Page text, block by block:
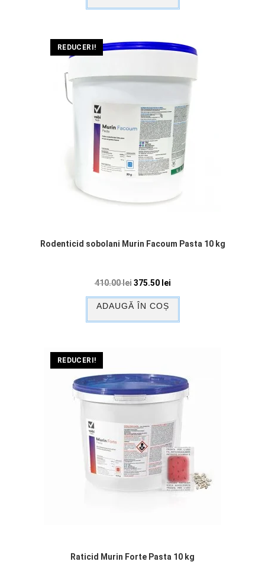
REDUCERI!
Rodenticid sobolani Murin Facoum Pasta 10 kg
410.00lei 375.50 lei
ADAUGĂ ÎN COȘ
REDUCERI!
Raticid Murin Forte Pasta 10 kg